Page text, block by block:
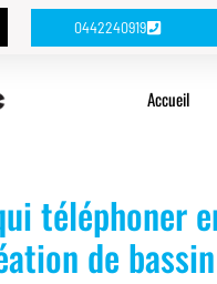
0442240919
Accueil
téléphoner
de